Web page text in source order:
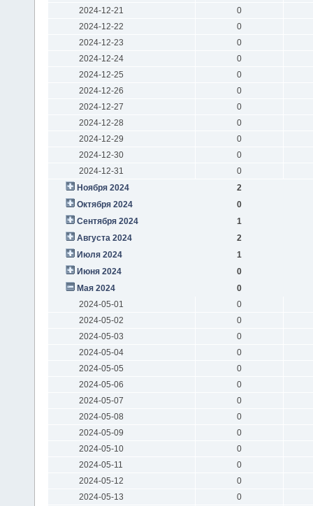
2024-12-21
0
2024-12-22
0
2024-12-23
0
2024-12-24
0
2024-12-25
0
2024-12-26
0
2024-12-27
0
2024-12-28
0
2024-12-29
0
2024-12-30
0
2024-12-31
0
Ноября 2024
2
Октября 2024
0
Сентября 2024
1
Августа 2024
2
Июля 2024
1
Июня 2024
0
Мая 2024
0
2024-05-01
0
2024-05-02
0
2024-05-03
0
2024-05-04
0
2024-05-05
0
2024-05-06
0
2024-05-07
0
2024-05-08
0
2024-05-09
0
2024-05-10
0
2024-05-11
0
2024-05-12
0
2024-05-13
0